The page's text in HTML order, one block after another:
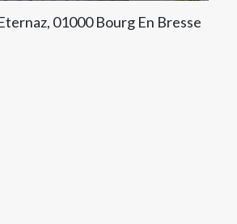
01000 Bourg En Bresse